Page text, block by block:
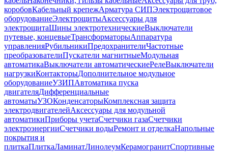
коробовКабельный крепежАрматура СИПЭлектрощитовое
оборудованиеЭлектрощитыАксессуары для
электрощитаШины электротехническиеВыключатели
путевые, концевыеТрансформаторыАппаратура
управленияРубильникиПредохранителиЧастотные
преобразователиПускатели магнитныеМодульная
автоматикаВыключатели автоматическиеРелеВыключатели
нагрузкиКонтакторыДополнительное модульное
оборудованиеУЗИПАвтоматика пуска
двигателяДифференциальные
автоматыУЗОКонденсаторыКомплексная защита
электродвигателейАксессуары для модульной
автоматикиПриборы учетаСчетчики газаСчетчики
электроэнергииСчетчики водыРемонт и отделкаНапольные
покрытия и
плиткаПлиткаЛаминатЛинолеумКерамогранитСпортивные